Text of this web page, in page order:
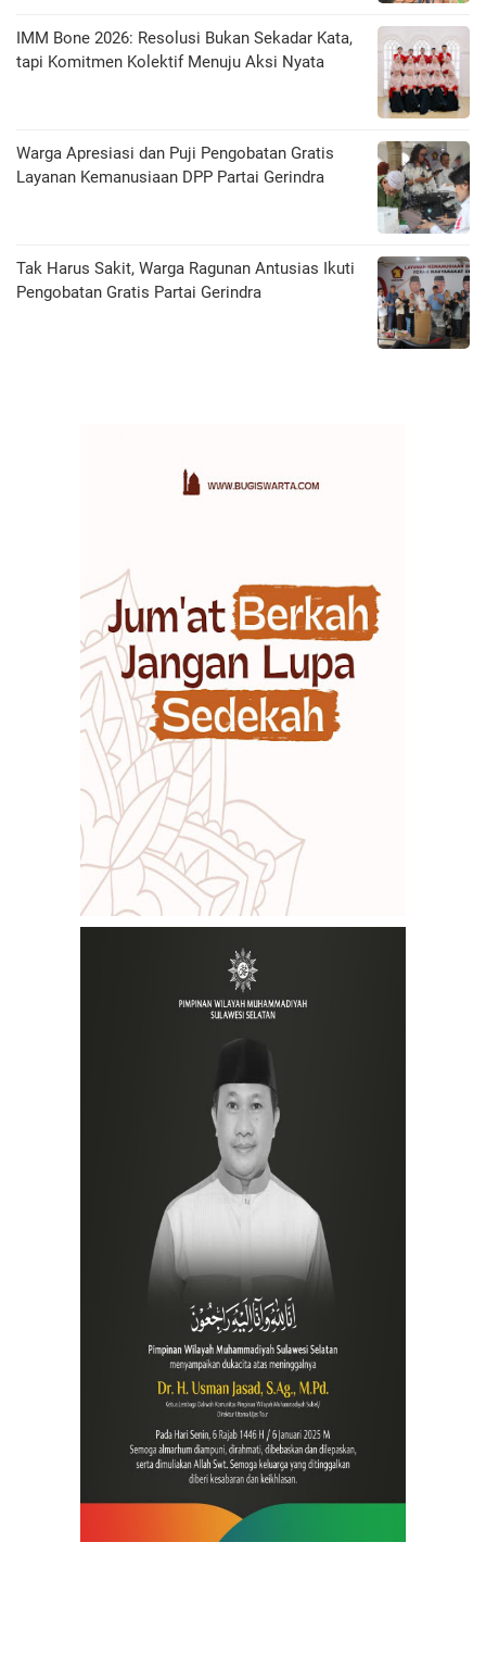
IMM Bone 2026: Resolusi Bukan Sekadar Kata,
tapi Komitmen Kolektif Menuju Aksi Nyata
Warga Apresiasi dan Puji Pengobatan Gratis
Layanan Kemanusiaan DPP Partai Gerindra
Tak Harus Sakit, Warga Ragunan Antusias Ikuti
Pengobatan Gratis Partai Gerindra